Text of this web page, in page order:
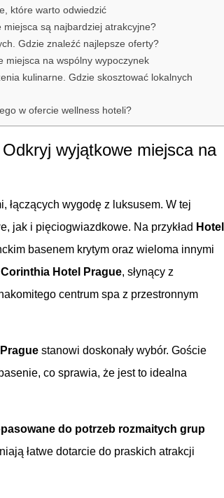
które warto odwiedzić
są najbardziej atrakcyjne?
Gdzie znaleźć najlepsze oferty?
miejsca na wspólny wypoczynek
kulinarne. Gdzie skosztować lokalnych
w ofercie wellness hoteli?
wyjątkowe miejsca na
łączących wygodę z luksusem. W tej
jak i pięciogwiazdkowe. Na przykład Hotel
basenem krytym oraz wieloma innymi
Corinthia Hotel Prague, słynący z
centrum spa z przestronnym
stanowi doskonały wybór. Goście
co sprawia, że jest to idealna
do potrzeb rozmaitych grup
łatwe dotarcie do praskich atrakcji